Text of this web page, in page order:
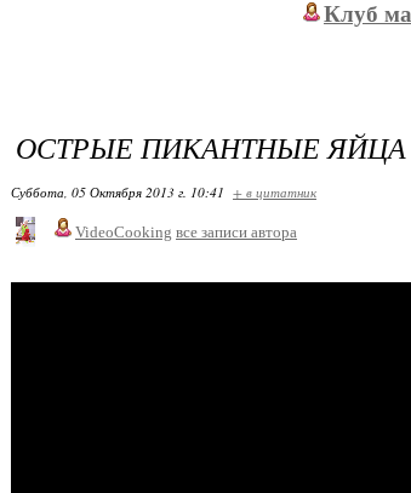
Клуб
ОСТРЫЕ ПИКАНТНЫЕ ЯЙЦА
Суббота, 05 Октября 2013 г. 10:41 + в цитатник
VideoCooking все записи автора